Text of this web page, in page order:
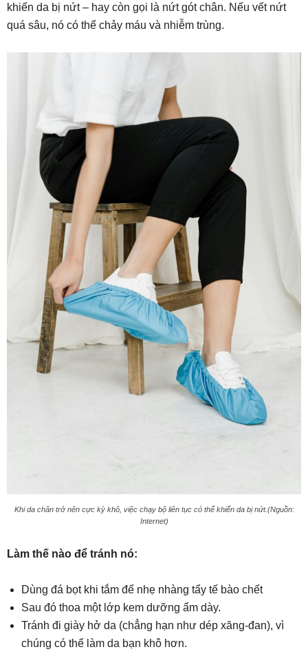
khiến da bị nứt – hay còn gọi là nứt gót chân. Nếu vết nứt
quá sâu, nó có thể chảy máu và nhiễm trùng.
Khi da chân trở nên cực kỳ khô, việc chạy bộ liên tục có thể khiến da bị nứt.(Nguồn:
Internet)
Làm thế nào để tránh nó:
Dùng đá bọt khi tắm để nhẹ nhàng tẩy tế bào chết
Sau đó thoa một lớp kem dưỡng ẩm dày.
Tránh đi giày hở da (chẳng hạn như dép xăng-đan), vì
chúng có thể làm da bạn khô hơn.